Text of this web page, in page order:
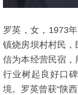
罗英，女，1973
镇烧房坝村村民
信为本经营民宿
行业树起良好口
境。罗英曾获“陕西